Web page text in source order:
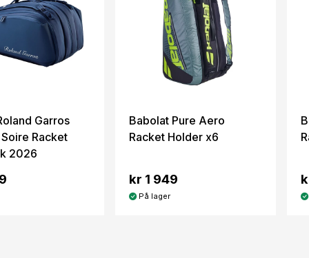
Garros
Racket
2026
Babolat Pure Aero
Racket Holder x6
kr 1 949
På lager